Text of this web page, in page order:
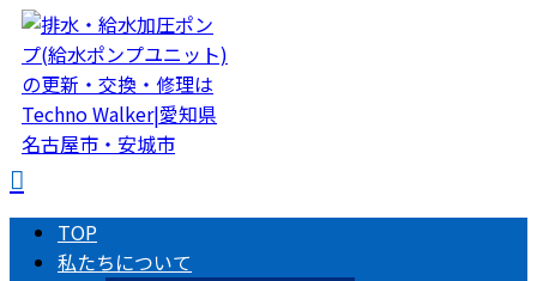
TOP
私たちについて